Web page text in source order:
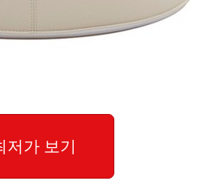
저가 보기